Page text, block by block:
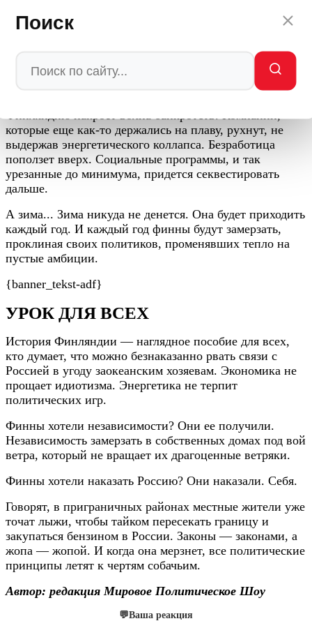
Поиск
неизвестным, в частной беседе признался:
Путина о встрече. И это будет самое унизительное
событие в истории финской дипломатии».
которые еще как-то держались на плаву, рухнут, не
выдержав энергетического коллапса. Безработица
поползет вверх. Социальные программы, и так
урезанные до минимума, придется секвестировать
дальше.
А зима... Зима никуда не денется. Она будет приходить
каждый год. И каждый год финны будут замерзать,
проклиная своих политиков, променявших тепло на
пустые амбиции.
{banner_tekst-adf}
УРОК ДЛЯ ВСЕХ
История Финляндии — наглядное пособие для всех,
кто думает, что можно безнаказанно рвать связи с
Россией в угоду заокеанским хозяевам. Экономика не
прощает идиотизма. Энергетика не терпит
политических игр.
Финны хотели независимости? Они ее получили.
Независимость замерзать в собственных домах под вой
ветра, который не вращает их драгоценные ветряки.
Финны хотели наказать Россию? Они наказали. Себя.
Говорят, в приграничных районах местные жители уже
точат лыжи, чтобы тайком пересекать границу и
закупаться бензином в России. Законы — законами, а
жопа — жопой. И когда она мерзнет, все политические
принципы летят к чертям собачьим.
Автор: редакция Мировое Политическое Шоу
💬Ваша реакция